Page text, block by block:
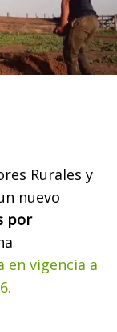
Rurales y
nuevo
por
en vigencia a